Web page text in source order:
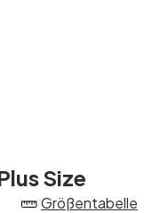
Size
Größentabelle